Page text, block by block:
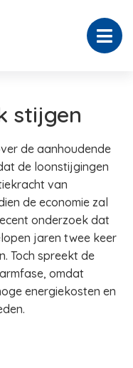
stijgen
de aanhoudende
de loonstijgingen
van
de economie zal
onderzoek dat
jaren twee keer
Toch spreekt de
omdat
energiekosten en